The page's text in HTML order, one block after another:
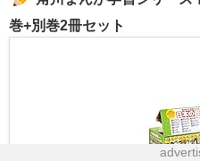
巻+別巻2冊セット